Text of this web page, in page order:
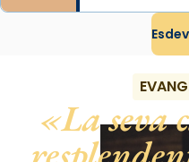
View on Facebook · Share
La seva